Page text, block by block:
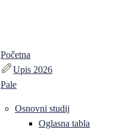
Početna
Upis 2026
Pale
Osnovni studij
Oglasna tabla